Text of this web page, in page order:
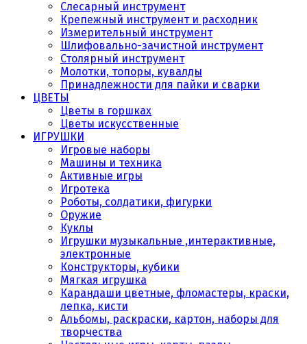
Слесарный инструмент
Крепежный инструмент и расходник
Измерительный инструмент
Шлифовально-зачистной инструмент
Столярный инструмент
Молотки, топоры, кувалды
Принадлежности для пайки и сварки
ЦВЕТЫ
Цветы в горшках
Цветы искусственные
ИГРУШКИ
Игровые наборы
Машины и техника
Активные игры
Игротека
Роботы, солдатики, фигурки
Оружие
Куклы
Игрушки музыкальные ,интерактивные,
электронные
Конструкторы, кубики
Мягкая игрушка
Карандаши цветные, фломастеры, краски,
лепка, кисти
Альбомы, раскраски, картон, наборы для
творчества